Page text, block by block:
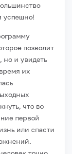
успешно!
позволит
но и увидеть
их
что во
первой
или спасти